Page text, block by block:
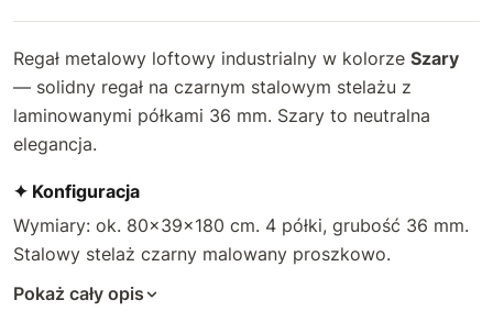
Regał metalowy loftowy industrialny w kolorze Szary
— solidny regał na czarnym stalowym stelażu z
laminowanymi półkami 36 mm. Szary to neutralna
elegancja.
✦ Konfiguracja
Wymiary: ok. 80×39×180 cm. 4 półki, grubość 36 mm.
Stalowy stelaż czarny malowany proszkowo.
Pokaż cały opis